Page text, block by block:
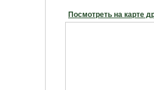
Посмотреть на карте